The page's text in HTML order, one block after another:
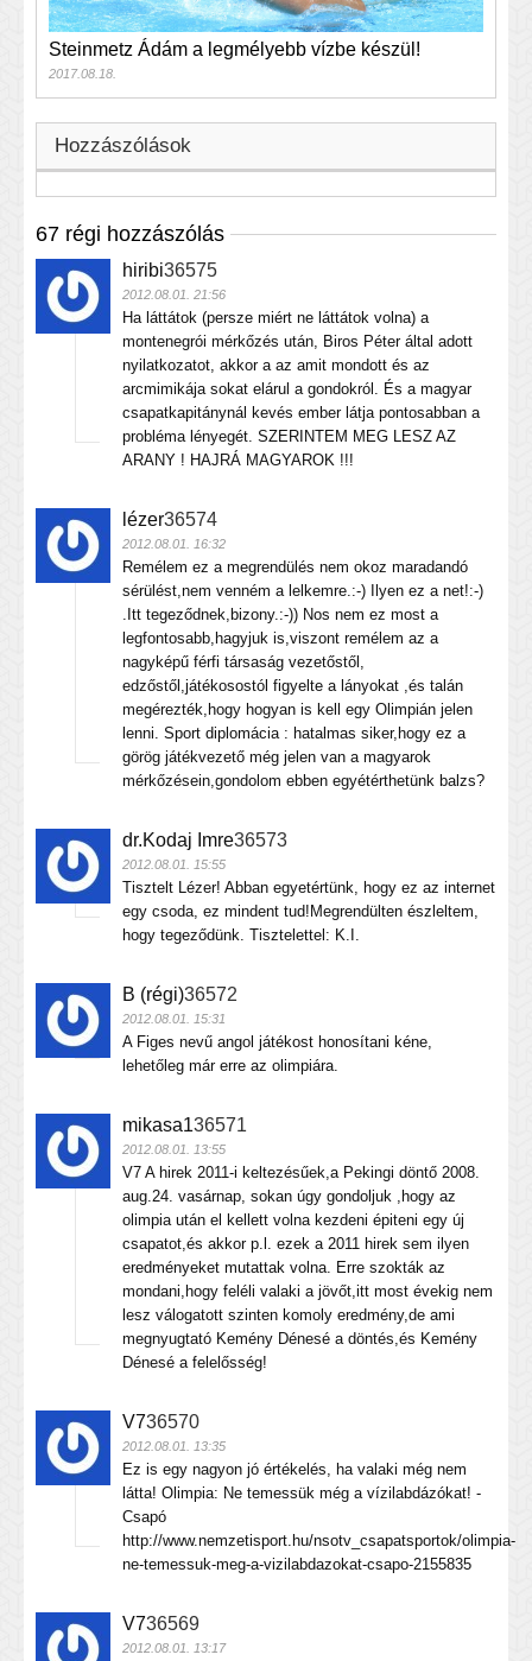
Steinmetz Ádám a legmélyebb vízbe készül!
2017.08.18.
Hozzászólások
67 régi hozzászólás
hiribi36575
2012.08.01. 21:56
Ha láttátok (persze miért ne láttátok volna) a
montenegrói mérkőzés után, Biros Péter által adott
nyilatkozatot, akkor a az amit mondott és az
arcmimikája sokat elárul a gondokról. És a magyar
csapatkapitánynál kevés ember látja pontosabban a
probléma lényegét. SZERINTEM MEG LESZ AZ
ARANY ! HAJRÁ MAGYAROK !!!
lézer36574
2012.08.01. 16:32
Remélem ez a megrendülés nem okoz maradandó
sérülést,nem venném a lelkemre.:-) Ilyen ez a net!:-)
.Itt tegeződnek,bizony.:-)) Nos nem ez most a
legfontosabb,hagyjuk is,viszont remélem az a
nagyképű férfi társaság vezetőstől,
edzőstől,játékosostól figyelte a lányokat ,és talán
megérezték,hogy hogyan is kell egy Olimpián jelen
lenni. Sport diplomácia : hatalmas siker,hogy ez a
görög játékvezető még jelen van a magyarok
mérkőzésein,gondolom ebben egyétérthetünk balzs?
dr.Kodaj Imre36573
2012.08.01. 15:55
Tisztelt Lézer! Abban egyetértünk, hogy ez az internet
egy csoda, ez mindent tud!Megrendülten észleltem,
hogy tegeződünk. Tisztelettel: K.I.
B (régi)36572
2012.08.01. 15:31
A Figes nevű angol játékost honosítani kéne,
lehetőleg már erre az olimpiára.
mikasa136571
2012.08.01. 13:55
V7 A hirek 2011-i keltezésűek,a Pekingi döntő 2008.
aug.24. vasárnap, sokan úgy gondoljuk ,hogy az
olimpia után el kellett volna kezdeni épiteni egy új
csapatot,és akkor p.l. ezek a 2011 hirek sem ilyen
eredményeket mutattak volna. Erre szokták az
mondani,hogy feléli valaki a jövőt,itt most évekig nem
lesz válogatott szinten komoly eredmény,de ami
megnyugtató Kemény Dénesé a döntés,és Kemény
Dénesé a felelősség!
V736570
2012.08.01. 13:35
Ez is egy nagyon jó értékelés, ha valaki még nem
látta! Olimpia: Ne temessük még a vízilabdázókat! -
Csapó
http://www.nemzetisport.hu/nsotv_csapatsportok/olimpia-
ne-temessuk-meg-a-vizilabdazokat-csapo-2155835
V736569
2012.08.01. 13:17